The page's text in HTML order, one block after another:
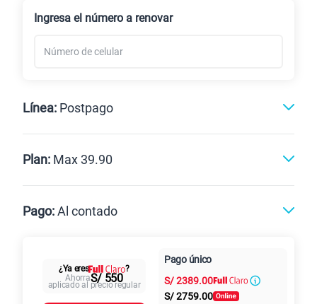
Ingresa el número a renovar
Línea: Postpago
Plan: Max 39.90
Paga solo
25GBen alta velocidad
S/29.90
Pago:Al contado
Al contado Cuotas Claro
intereses
¿Ya eres
?
AhorraS/ 550
aplicado al precio regular
Pago único
S/2389.00
S/2759.00